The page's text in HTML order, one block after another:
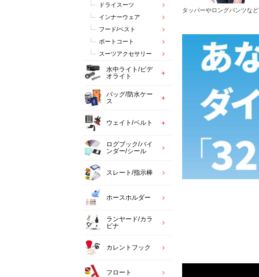
タッパーやロングパンツなど
ドライスーツ
インナーウェア
フード/ベスト
ボートコート
スーツアクセサリー
水中ライト/ビデ
オライト
バッグ/防水ケー
ス
ウェイト/ベルト
ログブック/バイ
ンダー/シール
スレート/指示棒
ホースホルダー
ランヤード/カラ
ビナ
カレントフック
フロート